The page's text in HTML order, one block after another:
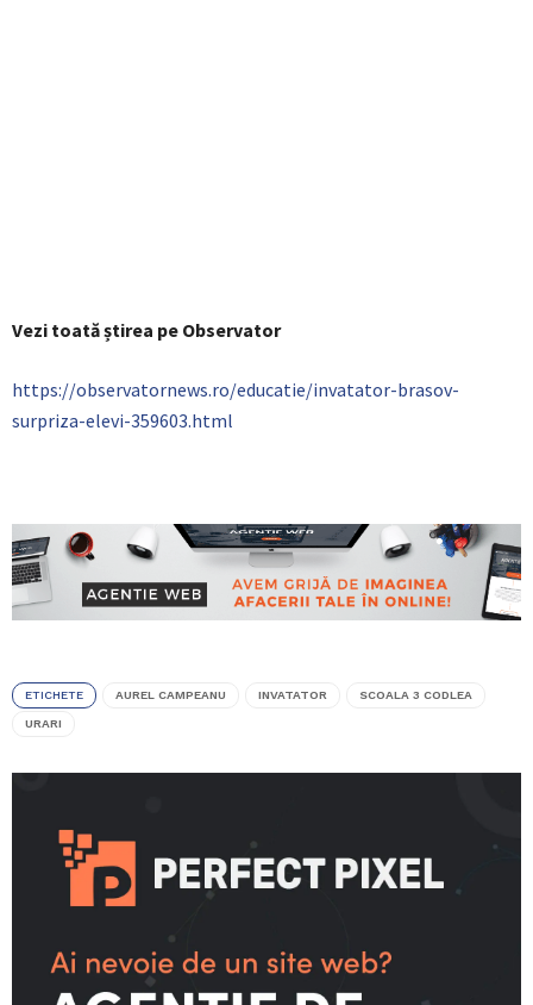
Vezi toată știrea pe Observator
https://observatornews.ro/educatie/invatator-brasov-
surpriza-elevi-359603.html
ETICHETE AUREL CAMPEANU INVATATOR SCOALA 3 CODLEA
URARI